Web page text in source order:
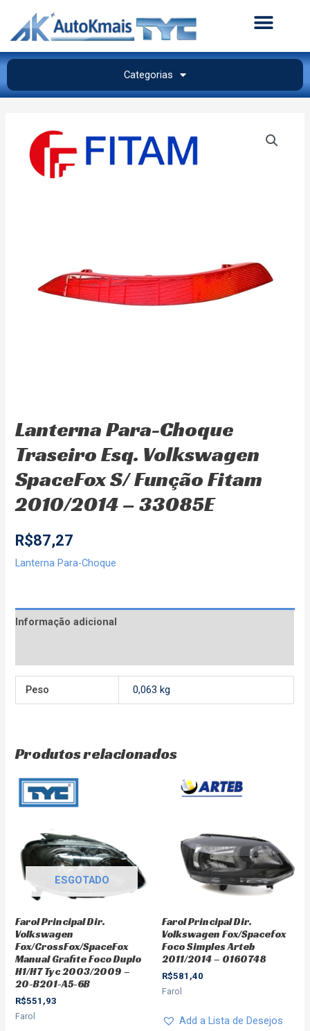
Categorias
Lanterna Para-Choque
Traseiro Esq. Volkswagen
SpaceFox S/ Função Fitam
2010/2014 – 33085E
R$87,27
Lanterna Para-Choque
Informação adicional
Peso 0,063 kg
Produtos relacionados
ESGOTADO
Farol Principal Dir.
Volkswagen
Fox/CrossFox/SpaceFox
Manual Grafite Foco Duplo
H1/H7 Tyc 2003/2009 –
20-B201-A5-6B
R$551,93
Farol
Farol Principal Dir.
Volkswagen Fox/Spacefox
Foco Simples Arteb
2011/2014 – 0160748
R$581,40
Farol
Add a Lista de Desejos